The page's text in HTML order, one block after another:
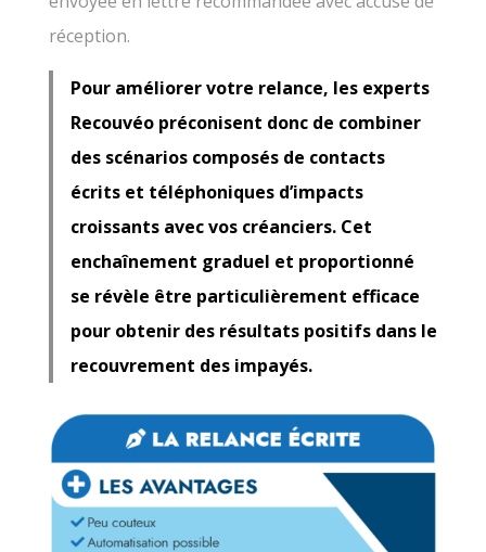
réception.
Pour améliorer votre relance, les experts
Recouvéo préconisent donc de combiner
des scénarios composés de contacts
écrits et téléphoniques d’impacts
croissants avec vos créanciers. Cet
enchaînement graduel et proportionné
se révèle être particulièrement efficace
pour obtenir des résultats positifs dans le
recouvrement des impayés.